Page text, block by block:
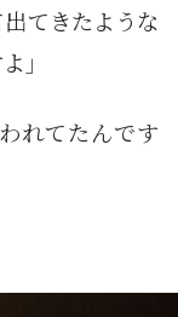
てきたような
」
れてたんです